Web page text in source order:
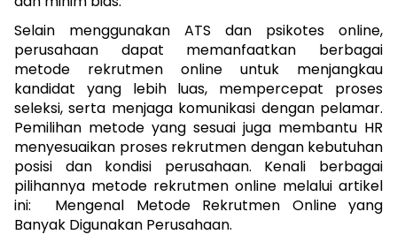
Selain menggunakan ATS dan psikotes online,
perusahaan dapat memanfaatkan berbagai
metode rekrutmen online untuk menjangkau
kandidat yang lebih luas, mempercepat proses
seleksi, serta menjaga komunikasi dengan pelamar.
Pemilihan metode yang sesuai juga membantu HR
menyesuaikan proses rekrutmen dengan kebutuhan
posisi dan kondisi perusahaan. Kenali berbagai
pilihannya metode rekrutmen online melalui artikel
ini: Mengenal Metode Rekrutmen Online yang
Banyak Digunakan Perusahaan.